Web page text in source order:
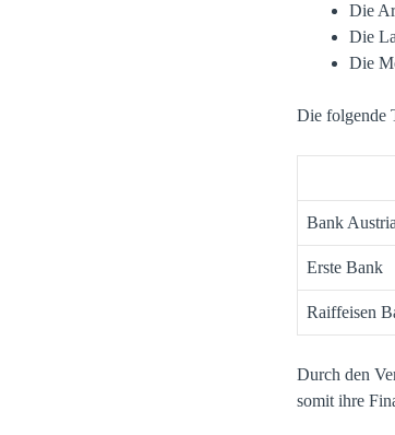
Die
Die
Die
Die folgende
Bank Austria
Erste Bank
Raiffeisen
Durch den
somit ihre